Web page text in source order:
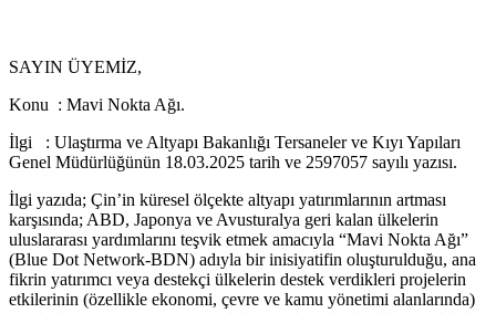
SAYIN ÜYEMİZ,
Konu : Mavi Nokta Ağı.
İlgi : Ulaştırma ve Altyapı Bakanlığı Tersaneler ve Kıyı Yapıları
Genel Müdürlüğünün 18.03.2025 tarih ve 2597057 sayılı yazısı.
İlgi yazıda; Çin’in küresel ölçekte altyapı yatırımlarının artması
karşısında; ABD, Japonya ve Avusturalya geri kalan ülkelerin
uluslararası yardımlarını teşvik etmek amacıyla “Mavi Nokta Ağı”
(Blue Dot Network-BDN) adıyla bir inisiyatifin oluşturulduğu, ana
fikrin yatırımcı veya destekçi ülkelerin destek verdikleri projelerin
etkilerinin (özellikle ekonomi, çevre ve kamu yönetimi alanlarında)